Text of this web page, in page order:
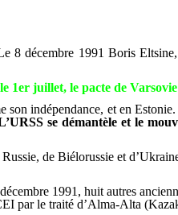
8 décembre 1991 Boris
1er juillet, le pacte de Varsovie
son indépendance, et en
se démantèle et le
de Biélorussie et
1991, huit autres
par le traité d’Alma-Alta